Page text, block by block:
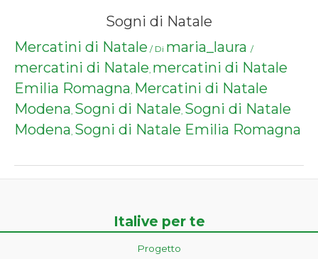
Sogni di Natale
Mercatini di Natale / Di maria_laura /
mercatini di Natale, mercatini di Natale
Emilia Romagna, Mercatini di Natale
Modena, Sogni di Natale, Sogni di Natale
Modena, Sogni di Natale Emilia Romagna
Italive per te
Progetto